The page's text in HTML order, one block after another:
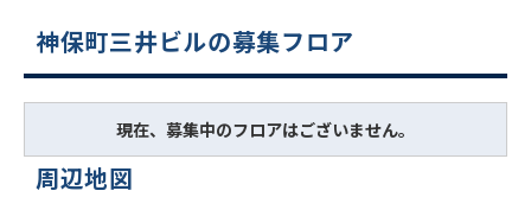
神保町三井ビルの募集フロア
現在、募集中のフロアはございません。
周辺地図